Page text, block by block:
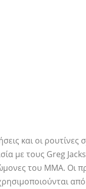
και οι ρουτίνες
με τους Greg
του MMA. Οι